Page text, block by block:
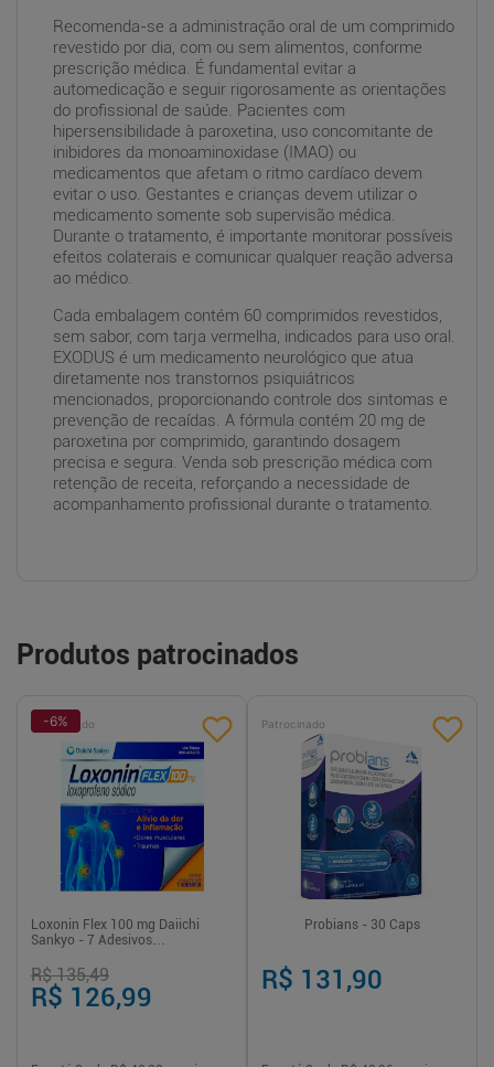
Recomenda-se a administração oral de um comprimido
revestido por dia, com ou sem alimentos, conforme
prescrição médica. É fundamental evitar a
automedicação e seguir rigorosamente as orientações
do profissional de saúde. Pacientes com
hipersensibilidade à paroxetina, uso concomitante de
inibidores da monoaminoxidase (IMAO) ou
medicamentos que afetam o ritmo cardíaco devem
evitar o uso. Gestantes e crianças devem utilizar o
medicamento somente sob supervisão médica.
Durante o tratamento, é importante monitorar possíveis
efeitos colaterais e comunicar qualquer reação adversa
ao médico.
Cada embalagem contém 60 comprimidos revestidos,
sem sabor, com tarja vermelha, indicados para uso oral.
EXODUS é um medicamento neurológico que atua
diretamente nos transtornos psiquiátricos
mencionados, proporcionando controle dos sintomas e
prevenção de recaídas. A fórmula contém 20 mg de
paroxetina por comprimido, garantindo dosagem
precisa e segura. Venda sob prescrição médica com
retenção de receita, reforçando a necessidade de
acompanhamento profissional durante o tratamento.
Produtos patrocinados
Patrocinado
-6%
Loxonin Flex 100 mg Daiichi
Sankyo - 7 Adesivos
R$ 135,49
R$ 126,99
Patrocinado
Probians - 30 Caps
R$ 131,90